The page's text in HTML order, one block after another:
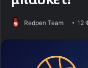
Redpen Team 12